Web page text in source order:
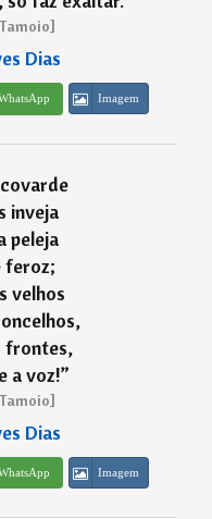
Dias
Imagem
inveja
peleja
feroz;
velhos
frontes,
a voz!”
Dias
Imagem